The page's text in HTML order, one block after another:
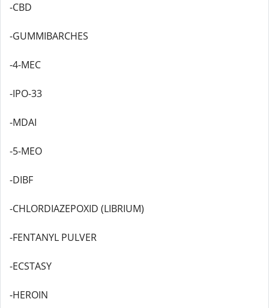
-CBD
-GUMMIBARCHES
-4-MEC
-IPO-33
-MDAI
-5-MEO
-DIBF
-CHLORDIAZEPOXID (LIBRIUM)
-FENTANYL PULVER
-ECSTASY
-HEROIN